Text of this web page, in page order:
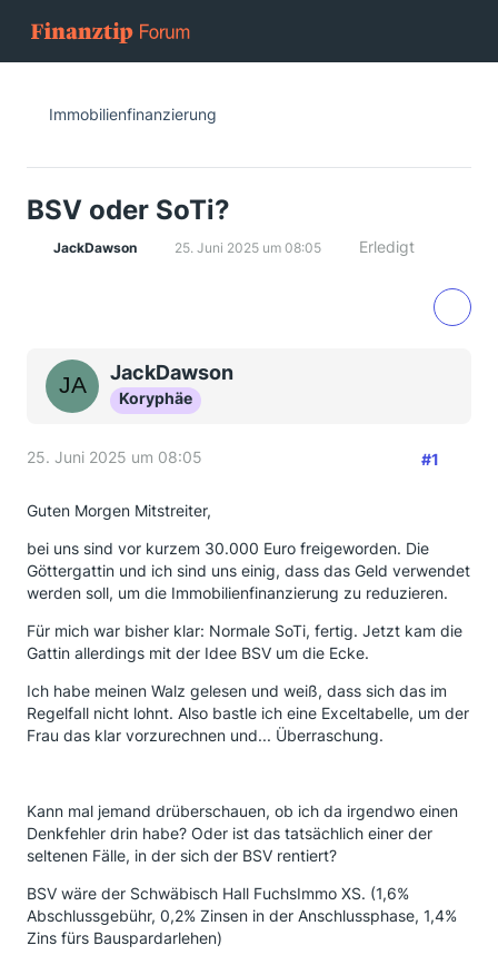
Immobilienfinanzierung
BSV oder SoTi?
JackDawson 25. Juni 2025 um 08:05 Erledigt
JackDawson
Koryphäe
25. Juni 2025 um 08:05 #1
Guten Morgen Mitstreiter,
bei uns sind vor kurzem 30.000 Euro freigeworden. Die
Göttergattin und ich sind uns einig, dass das Geld verwendet
werden soll, um die Immobilienfinanzierung zu reduzieren.
Für mich war bisher klar: Normale SoTi, fertig. Jetzt kam die
Gattin allerdings mit der Idee BSV um die Ecke.
Ich habe meinen Walz gelesen und weiß, dass sich das im
Regelfall nicht lohnt. Also bastle ich eine Exceltabelle, um der
Frau das klar vorzurechnen und... Überraschung.
Kann mal jemand drüberschauen, ob ich da irgendwo einen
Denkfehler drin habe? Oder ist das tatsächlich einer der
seltenen Fälle, in der sich der BSV rentiert?
BSV wäre der Schwäbisch Hall FuchsImmo XS. (1,6%
Abschlussgebühr, 0,2% Zinsen in der Anschlussphase, 1,4%
Zins fürs Bauspardarlehen)